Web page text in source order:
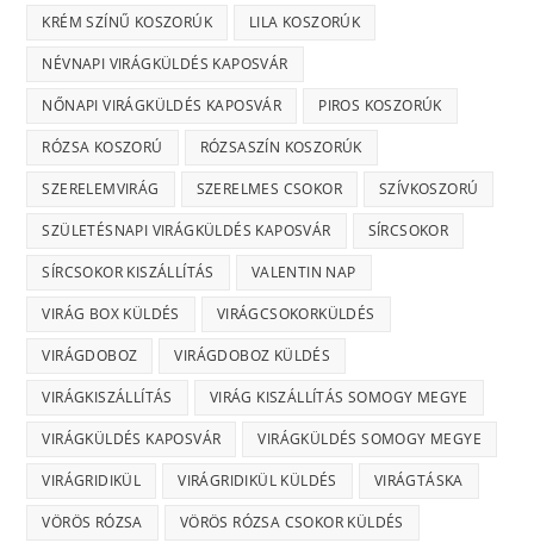
KRÉM SZÍNŰ KOSZORÚK LILA KOSZORÚK
NÉVNAPI VIRÁGKÜLDÉS KAPOSVÁR
NŐNAPI VIRÁGKÜLDÉS KAPOSVÁR PIROS KOSZORÚK
RÓZSA KOSZORÚ RÓZSASZÍN KOSZORÚK
SZERELEMVIRÁG SZERELMES CSOKOR SZÍVKOSZORÚ
SZÜLETÉSNAPI VIRÁGKÜLDÉS KAPOSVÁR SÍRCSOKOR
SÍRCSOKOR KISZÁLLÍTÁS VALENTIN NAP
VIRÁG BOX KÜLDÉS VIRÁGCSOKORKÜLDÉS
VIRÁGDOBOZ VIRÁGDOBOZ KÜLDÉS
VIRÁGKISZÁLLÍTÁS VIRÁG KISZÁLLÍTÁS SOMOGY MEGYE
VIRÁGKÜLDÉS KAPOSVÁR VIRÁGKÜLDÉS SOMOGY MEGYE
VIRÁGRIDIKÜL VIRÁGRIDIKÜL KÜLDÉS VIRÁGTÁSKA
VÖRÖS RÓZSA VÖRÖS RÓZSA CSOKOR KÜLDÉS